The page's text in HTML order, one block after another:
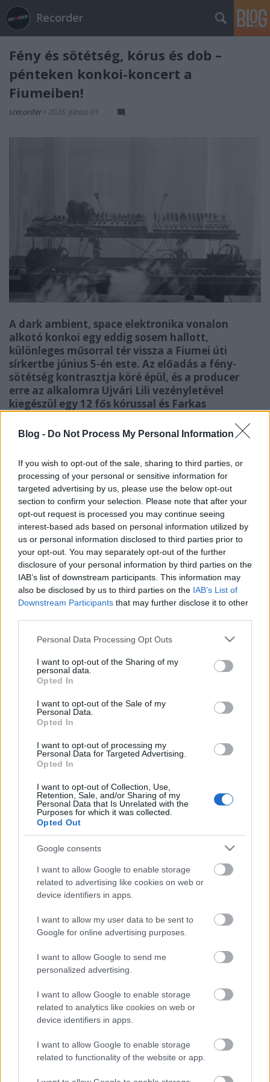
Blog - Do Not Process My Personal Information
If you wish to opt-out of the sale, sharing to third parties, or
processing of your personal or sensitive information for
targeted advertising by us, please use the below opt-out
section to confirm your selection. Please note that after your
opt-out request is processed you may continue seeing
interest-based ads based on personal information utilized by
us or personal information disclosed to third parties prior to
your opt-out. You may separately opt-out of the further
disclosure of your personal information by third parties on the
IAB’s list of downstream participants. This information may
also be disclosed by us to third parties on the IAB’s List of
Downstream Participants that may further disclose it to other
Please note that this website/app uses one or more Google
not limited to your visit or usage behaviour. You may click to
grant or deny consent to Google and its third-party tags to
use your data for below specified purposes in below Google
consent section.
Personal Data Processing Opt Outs
I want to opt-out of the Sharing of my
personal data.
Opted In
I want to opt-out of the Sale of my
Personal Data.
Opted In
I want to opt-out of processing my
Personal Data for Targeted Advertising.
Opted In
I want to opt-out of Collection, Use,
Retention, Sale, and/or Sharing of my
Personal Data that Is Unrelated with the
Purposes for which it was collected.
Opted Out
Google consents
I want to allow Google to enable storage
related to advertising like cookies on web or
device identifiers in apps.
I want to allow my user data to be sent to
Google for online advertising purposes.
I want to allow Google to send me
personalized advertising.
I want to allow Google to enable storage
related to analytics like cookies on web or
device identifiers in apps.
I want to allow Google to enable storage
related to functionality of the website or app.
Recorder
Fény és sötétség, kórus és dob –
pénteken konkoi-koncert a
Fiumeiben!
srecorder • 2026. június 01.
A dark ambient, space elektronika vonalon
alkotó konkoi egy eddig sosem hallott,
különleges műsorral tér vissza a Fiumei úti
sírkertbe június 5-én este. Az előadás a fény-
sötétség kontrasztja köré épül, és a producer
erre az alkalomra Ujvári Lili vezényletével
kiegészül egy 12 fős kórussal és Farkas
dinamikáját is régóta szeretném növelni”– mesélte
konkoi a koncepció kialakulásáról. „Ezzel a felkéréssel
mindkettőre lehetőségem nyílt: sok új dal született,
írtam kifejezetten erre az estére szánt kórusműveket, és
néhány korábbi trackemet is átdolgoztam élő
ritmusszekcióra.”
Az esemény ingyenes, de regisztrációhoz kötött.
Regisztrálni arendezvenyek@nori.gov.hucímen
lehet. Facebook-esemény:
https://fb.me/e/7gzgVw5qS.
Grócz Bence2019-ben indította el arepetitív
folyamatzene és a csendes, lüktető elektronika közt
konkoi
kezdetben pianínóra és harmóniumra, analóg
szintetizátorra és elektromos zongorára írt
darabokat. Ké
sírkertben egy különleges hangszeren, az Una
Cordán, amit a pianínó és a hárfa keverékeként
lehetne leírni. Erről készült egy videó is, amit
Recorderen mutattunk be:
nyitókép:Rajnai Ákos
Címkék: programajánló koncertajánló fiumei úti sírkert